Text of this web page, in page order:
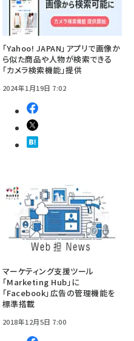
「Yahoo! JAPAN」アプリで画像か
ら似た商品や人物が検索できる
「カメラ検索機能」提供
2024年1月19日 7:02
マーケティング支援ツール
「Marketing Hub」に
「Facebook」広告の管理機能を
標準搭載
2018年12月5日 7:00